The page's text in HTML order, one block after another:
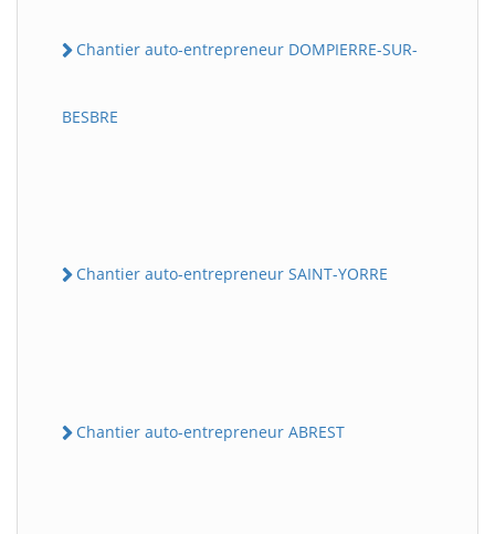
Chantier auto-entrepreneur DOMPIERRE-SUR-
BESBRE
Chantier auto-entrepreneur SAINT-YORRE
Chantier auto-entrepreneur ABREST